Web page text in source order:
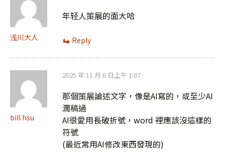
浅川大人
年轻人策展的面大哈
Reply
bill hsu
2025 年 11 月 6 日上午 1:07
那個策展論述文字，像是AI寫的，或至少AI
潤稿過
AI很愛用長破折號，word 裡應該沒這樣的
符號
(最近常用AI修改東西發現的)